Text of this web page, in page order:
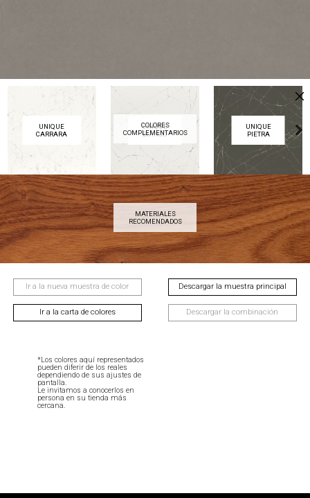
UNIQUE
CARRARA
UNIQUE
BIANCO
UNIQUE
PIETRA
Next
COLORES
COMPLEMENTARIOS
AVELLANA CAOBA CASTAÑO
Next
MATERIALES
RECOMENDADOS
Ir a la nueva muestra de color
Ir a la carta de colores
Descargar la muestra principal
Descargar la combinación
*Los colores aquí representados
pueden diferir de los reales
dependiendo de sus ajustes de
pantalla.
Le invitamos a conocerlos en
persona en su tienda más
cercana.